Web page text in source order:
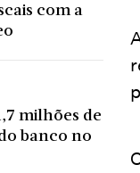
com a
milhões de
banco no